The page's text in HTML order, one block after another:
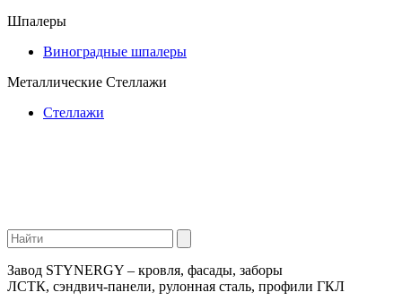
Шпалеры
Виноградные шпалеры
Металлические Стеллажи
Стеллажи
Завод STYNERGY – кровля, фасады, заборы
ЛСТК, сэндвич-панели, рулонная сталь, профили ГКЛ